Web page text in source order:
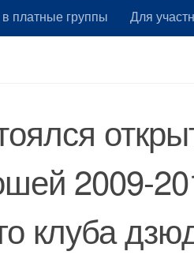
платные группы Для
2009-
клуба